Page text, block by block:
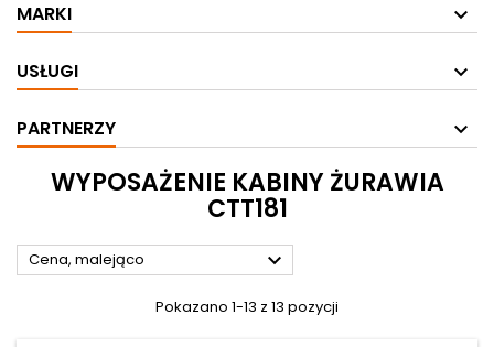
MARKI
USŁUGI
PARTNERZY
WYPOSAŻENIE KABINY ŻURAWIA
CTT181
Cena, malejąco 
Pokazano 1-13 z 13 pozycji